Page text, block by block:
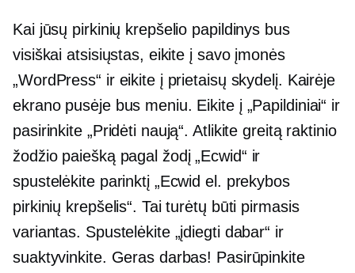
Kai jūsų pirkinių krepšelio papildinys bus
visiškai atsisiųstas, eikite į savo įmonės
„WordPress“ ir eikite į prietaisų skydelį. Kairėje
ekrano pusėje bus meniu. Eikite į „Papildiniai“ ir
pasirinkite „Pridėti naują“. Atlikite greitą raktinio
žodžio paiešką pagal žodį „Ecwid“ ir
spustelėkite parinktį „Ecwid el. prekybos
pirkinių krepšelis“. Tai turėtų būti pirmasis
variantas. Spustelėkite „įdiegti dabar“ ir
suaktyvinkite. Geras darbas! Pasirūpinkite